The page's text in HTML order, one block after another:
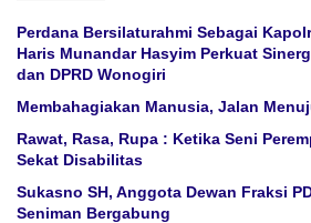
Perdana Bersilaturahmi Sebagai
Haris Munandar Hasyim Perkuat
dan DPRD Wonogiri
Membahagiakan Manusia, Jalan
Rawat, Rasa, Rupa : Ketika Seni
Sekat Disabilitas
Sukasno SH, Anggota Dewan Fraksi
Seniman Bergabung